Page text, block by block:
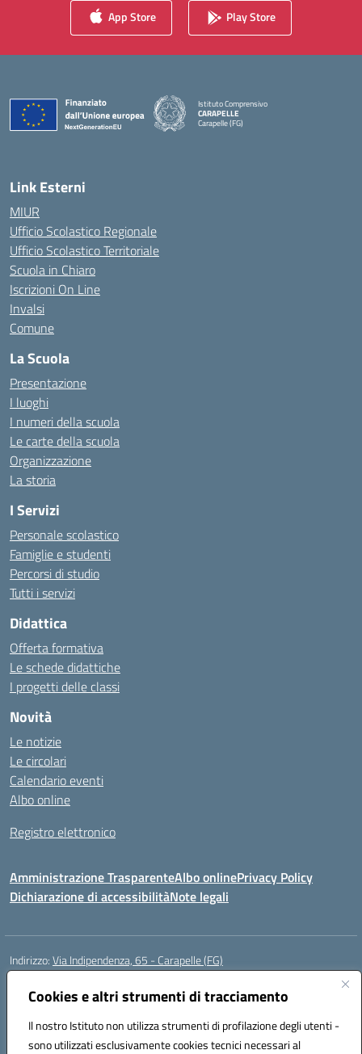
Cookies e altri strumenti di tracciamento
Il nostro Istituto non utilizza strumenti di profilazione degli utenti -
sono utilizzati esclusivamente cookies tecnici necessari al
App Store Play Store
Istituto Comprensivo
CARAPELLE
Carapelle (FG)
— Visita la pagina iniziale della scuola
Link Esterni
MIUR
Ufficio Scolastico Regionale
Ufficio Scolastico Territoriale
Scuola in Chiaro
Iscrizioni On Line
Invalsi
Comune
La Scuola
Presentazione
I luoghi
I numeri della scuola
Le carte della scuola
Organizzazione
La storia
I Servizi
Personale scolastico
Famiglie e studenti
Percorsi di studio
Tutti i servizi
Didattica
Offerta formativa
Le schede didattiche
I progetti delle classi
Novità
Le notizie
Le circolari
Calendario eventi
Albo online
Registro elettronico
Amministrazione TrasparenteAlbo onlinePrivacy Policy
Dichiarazione di accessibilitàNote legali
Indirizzo:Via Indipendenza, 65 - Carapelle (FG)
Centralino:
Posta elettronica certificata (PEC):fgic822001@pec.istruzione.it
Codice fiscale: 90015720718
Codice meccanografico:FGIC822001